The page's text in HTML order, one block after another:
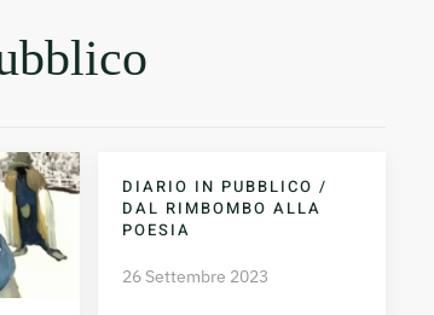
DIARIO IN PUBBLICO /
DAL RIMBOMBO ALLA
POESIA
26 Settembre 2023